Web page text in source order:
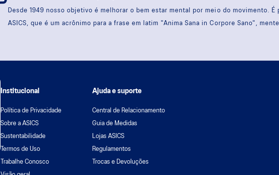
Desde 1949 nosso objetivo é melhorar o bem estar mental por meio do movimento. É
ASICS, que é um acrônimo para a frase em latim "Anima Sana in Corpore Sano",
Institucional
Política de Privacidade
Sobre a ASICS
Sustentabilidade
Termos de Uso
Trabalhe Conosco
Ajuda e suporte
Central de Relacionamento
Guia de Medidas
Lojas ASICS
Regulamentos
Trocas e Devoluções